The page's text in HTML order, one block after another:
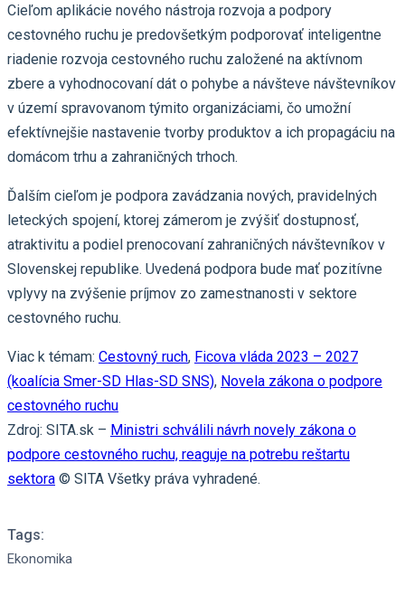
Cieľom aplikácie nového nástroja rozvoja a podpory
cestovného ruchu je predovšetkým podporovať inteligentne
riadenie rozvoja cestovného ruchu založené na aktívnom
zbere a vyhodnocovaní dát o pohybe a návšteve návštevníkov
v území spravovanom týmito organizáciami, čo umožní
efektívnejšie nastavenie tvorby produktov a ich propagáciu na
domácom trhu a zahraničných trhoch.
Ďalším cieľom je podpora zavádzania nových, pravidelných
leteckých spojení, ktorej zámerom je zvýšiť dostupnosť,
atraktivitu a podiel prenocovaní zahraničných návštevníkov v
Slovenskej republike. Uvedená podpora bude mať pozitívne
vplyvy na zvýšenie príjmov zo zamestnanosti v sektore
cestovného ruchu.
Viac k témam: Cestovný ruch, Ficova vláda 2023 – 2027
(koalícia Smer-SD Hlas-SD SNS), Novela zákona o podpore
cestovného ruchu
Zdroj: SITA.sk – Ministri schválili návrh novely zákona o
podpore cestovného ruchu, reaguje na potrebu reštartu
sektora © SITA Všetky práva vyhradené.
Tags:
Ekonomika